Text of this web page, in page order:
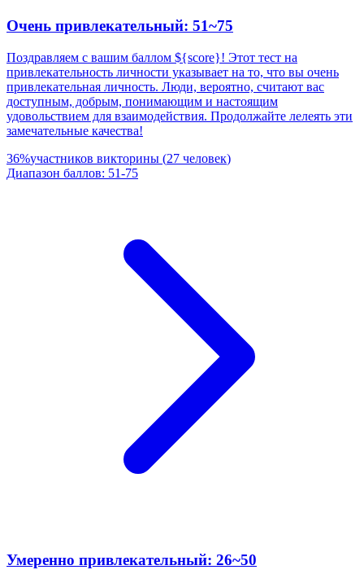
Очень привлекательный: 51~75
Поздравляем с вашим баллом ${score}! Этот тест на
привлекательность личности указывает на то, что вы очень
привлекательная личность. Люди, вероятно, считают вас
доступным, добрым, понимающим и настоящим
удовольствием для взаимодействия. Продолжайте лелеять эти
замечательные качества!
36%участников викторины (27 человек)
Диапазон баллов: 51-75
Умеренно привлекательный: 26~50